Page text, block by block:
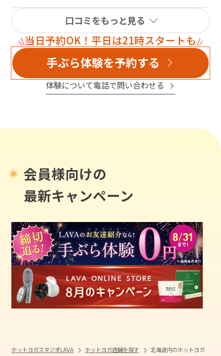
わかるかな？☆*:.｡. o(≧▽≦)o .｡.:*☆無理をせず楽しく
ヨガとピラティス続けていきたいです。スタジオに行っ
た際には応援よろしくお願い致します♡
口コミをもっと見る
当日予約OK！平日は21時スタートも
手ぶら体験を予約する
体験について電話で問い合わせる
会員様向けの
最新キャンペーン
ホットヨガスタジオLAVA ホットヨガ店舗を探す
北海道内のホットヨガ